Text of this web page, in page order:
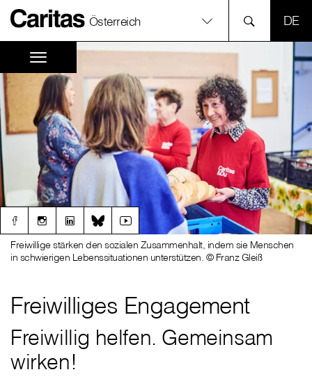
Österreich
Freiwilliges Engagement
Freiwillige stärken den sozialen Zusammenhalt, indem sie Menschen
in schwierigen Lebenssituationen unterstützen. © Franz Gleiß
Freiwillig helfen. Gemeinsam
wirken!